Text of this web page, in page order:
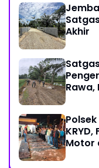
Akhir
Rawa,
Motor